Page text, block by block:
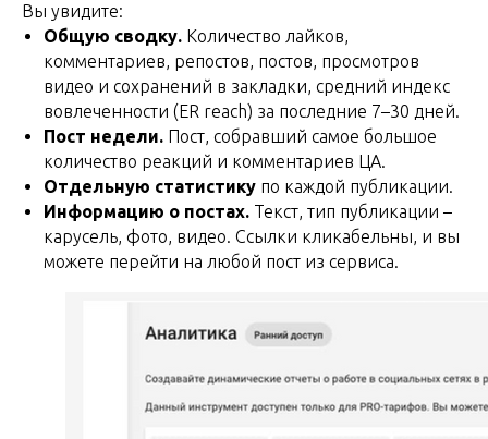
Вы увидите:
Общую сводку. Количество лайков,
комментариев, репостов, постов, просмотров
видео и сохранений в закладки, средний индекс
вовлеченности (ER reach) за последние 7–30 дней.
Пост недели. Пост, собравший самое большое
количество реакций и комментариев ЦА.
Отдельную статистику по каждой публикации.
Информацию о постах. Текст, тип публикации –
карусель, фото, видео. Ссылки кликабельны, и вы
можете перейти на любой пост из сервиса.